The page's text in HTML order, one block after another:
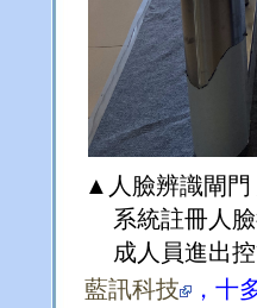
▲ 人臉辨識閘
系統註冊人
成人員進出
藍訊科技
，十